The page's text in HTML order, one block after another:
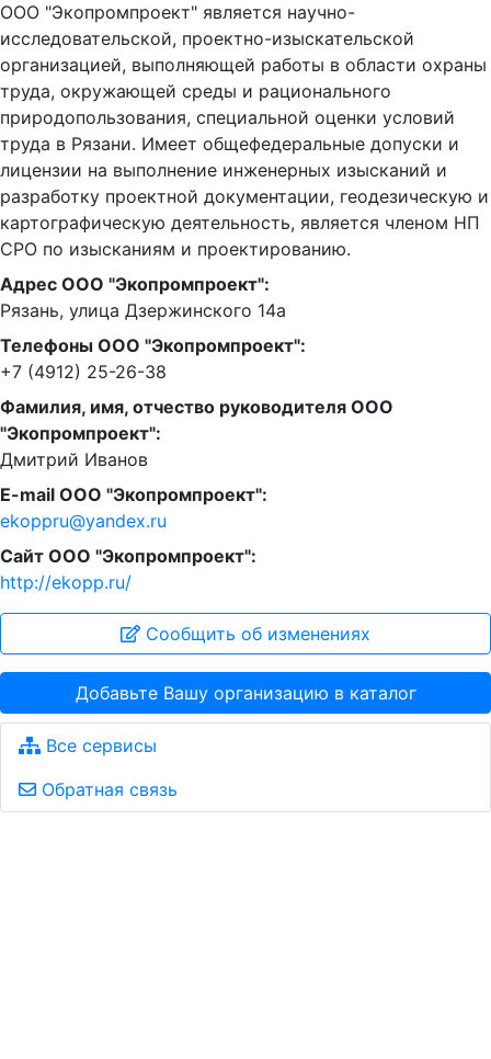
ООО "Экопромпроект" является научно-
исследовательской, проектно-изыскательской
организацией, выполняющей работы в области охраны
труда, окружающей среды и рационального
природопользования, специальной оценки условий
труда в Рязани. Имеет общефедеральные допуски и
лицензии на выполнение инженерных изысканий и
разработку проектной документации, геодезическую и
картографическую деятельность, является членом НП
СРО по изысканиям и проектированию.
Адрес ООО "Экопромпроект":
Рязань, улица Дзержинского 14а
Телефоны ООО "Экопромпроект":
+7 (4912) 25-26-38
Фамилия, имя, отчество руководителя ООО
"Экопромпроект":
Дмитрий Иванов
E-mail ООО "Экопромпроект":
ekoppru@yandex.ru
Сайт ООО "Экопромпроект":
http://ekopp.ru/
Сообщить об изменениях
Добавьте Вашу организацию в каталог
Все сервисы
Обратная связь